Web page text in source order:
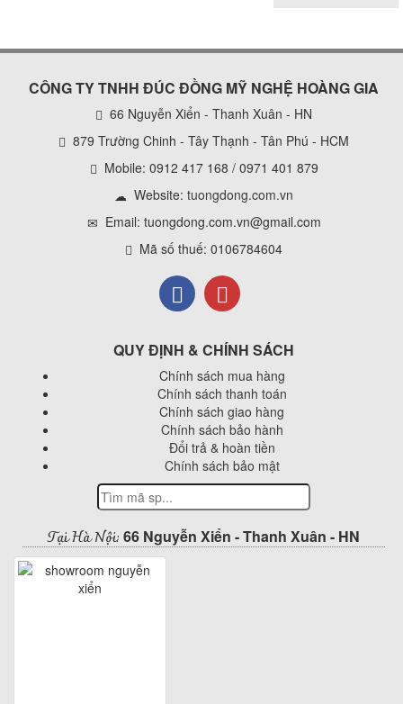
CÔNG TY TNHH ĐÚC ĐỒNG MỸ NGHỆ HOÀNG GIA
66 Nguyễn Xiển - Thanh Xuân - HN
879 Trường Chinh - Tây Thạnh - Tân Phú - HCM
Mobile: 0912 417 168 / 0971 401 879
Website: tuongdong.com.vn
Email: tuongdong.com.vn@gmail.com
Mã số thuế: 0106784604
QUY ĐỊNH & CHÍNH SÁCH
Chính sách mua hàng
Chính sách thanh toán
Chính sách giao hàng
Chính sách bảo hành
Đổi trả & hoàn tiền
Chính sách bảo mật
Tại Hà Nội: 66 Nguyễn Xiển - Thanh Xuân - HN